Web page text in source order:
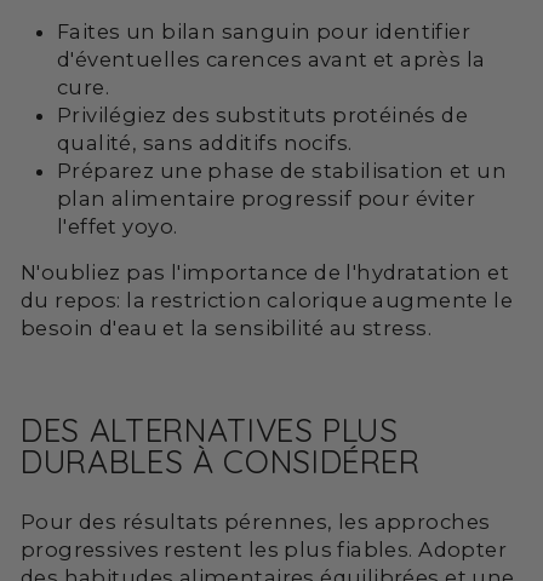
Faites un bilan sanguin pour identifier
d'éventuelles carences avant et après la
cure.
Privilégiez des substituts protéinés de
qualité, sans additifs nocifs.
Préparez une phase de stabilisation et un
plan alimentaire progressif pour éviter
l'effet yoyo.
N'oubliez pas l'importance de l'hydratation et
du repos: la restriction calorique augmente le
besoin d'eau et la sensibilité au stress.
DES ALTERNATIVES PLUS
DURABLES À CONSIDÉRER
Pour des résultats pérennes, les approches
progressives restent les plus fiables. Adopter